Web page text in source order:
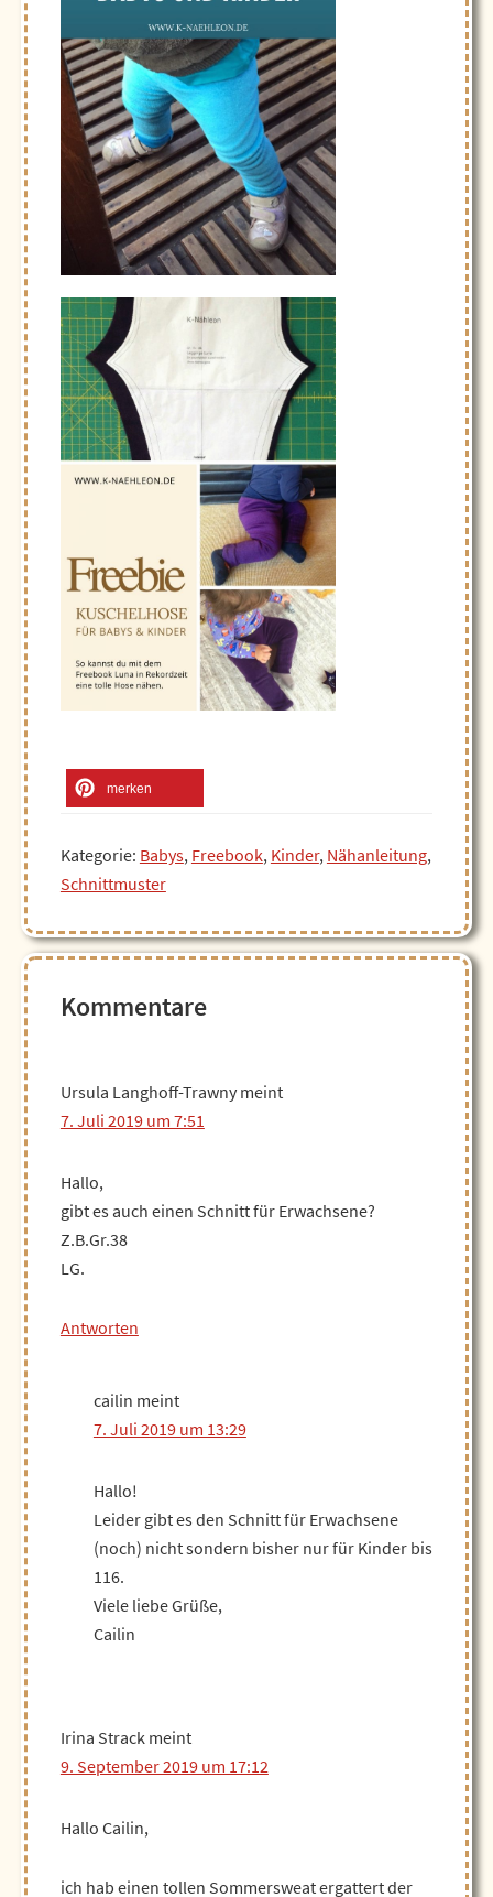
merken
Kategorie: Babys, Freebook, Kinder, Nähanleitung,
Schnittmuster
Leser-
Interaktionen
Kommentare
Ursula Langhoff-Trawny meint
7. Juli 2019 um 7:51
Hallo,
gibt es auch einen Schnitt für Erwachsene?
Z.B.Gr.38
LG.
Antworten
cailin meint
7. Juli 2019 um 13:29
Hallo!
Leider gibt es den Schnitt für Erwachsene
(noch) nicht sondern bisher nur für Kinder bis
116.
Viele liebe Grüße,
Cailin
Irina Strack meint
9. September 2019 um 17:12
Hallo Cailin,
ich hab einen tollen Sommersweat ergattert der